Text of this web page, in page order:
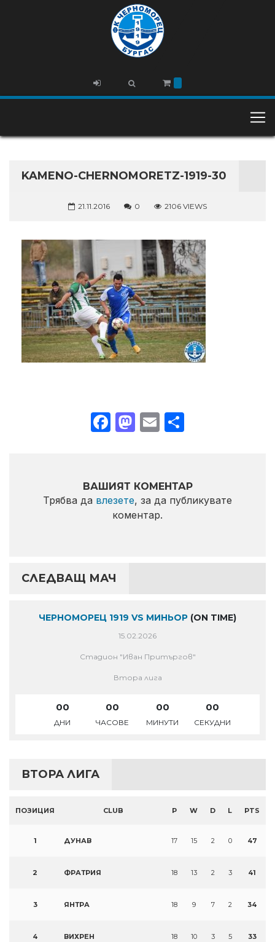
KAMENO-CHERNOMORETZ-1919-30
21.11.2016 0 2106 VIEWS
Facebook
Mastodon
Email
ВАШИЯТ КОМЕНТАР
Трябва да влезете, за да публикувате
коментар.
СЛЕДВАЩ МАЧ
ЧЕРНОМОРЕЦ 1919 VS МИНЬОР (ON TIME)
15.02.2026
Стадион "Иван Притъргов"
Втора лига
00
ДНИ
00
ЧАСОВЕ
00
МИНУТИ
00
СЕКУДНИ
ВТОРА ЛИГА
ПОЗИЦИЯ CLUB P W D L PTS
1 ДУНАВ 17 15 2 0 47
2 ФРАТРИЯ 18 13 2 3 41
3 ЯНТРА 18 9 7 2 34
4 ВИХРЕН 18 10 3 5 33